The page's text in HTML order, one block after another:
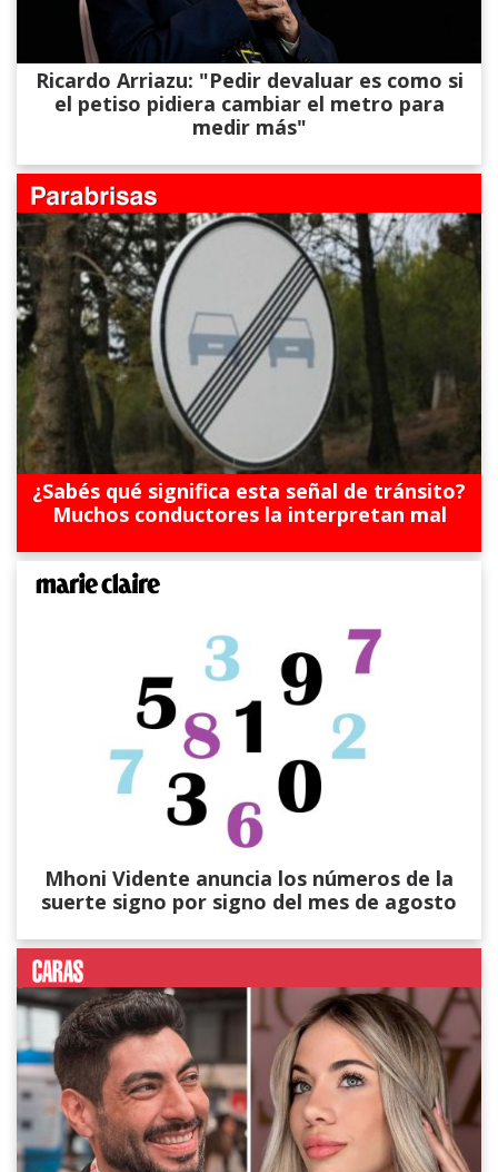
Ricardo Arriazu: "Pedir devaluar es como si
el petiso pidiera cambiar el metro para
medir más"
¿Sabés qué significa esta señal de tránsito?
Muchos conductores la interpretan mal
Mhoni Vidente anuncia los números de la
suerte signo por signo del mes de agosto